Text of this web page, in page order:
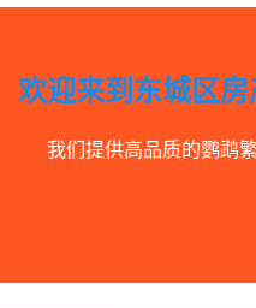
欢迎来到东城区
我们提供高品质的鹦鹉